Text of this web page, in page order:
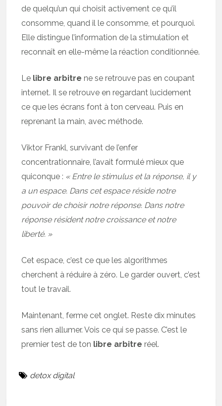
de quelqu’un qui choisit activement ce qu’il
consomme, quand il le consomme, et pourquoi.
Elle distingue l’information de la stimulation et
reconnaît en elle-même la réaction conditionnée.
Le libre arbitre ne se retrouve pas en coupant
internet. Il se retrouve en regardant lucidement
ce que les écrans font à ton cerveau. Puis en
reprenant la main, avec méthode.
Viktor Frankl, survivant de l’enfer
concentrationnaire, l’avait formulé mieux que
quiconque : « Entre le stimulus et la réponse, il y
a un espace. Dans cet espace réside notre
pouvoir de choisir notre réponse. Dans notre
réponse résident notre croissance et notre
liberté. »
Cet espace, c’est ce que les algorithmes
cherchent à réduire à zéro. Le garder ouvert, c’est
tout le travail.
Maintenant, ferme cet onglet. Reste dix minutes
sans rien allumer. Vois ce qui se passe. C’est le
premier test de ton libre arbitre réel.
detox digital